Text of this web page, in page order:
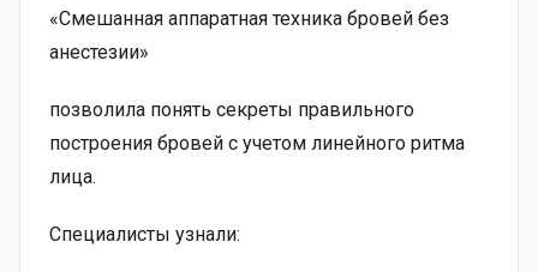
«Смешанная аппаратная техника бровей без
анестезии»
позволила понять секреты правильного
построения бровей с учетом линейного ритма
лица.
Специалисты узнали: